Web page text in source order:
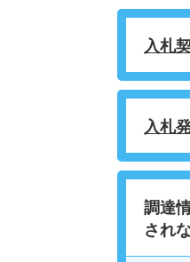
入札
入札
調達
され